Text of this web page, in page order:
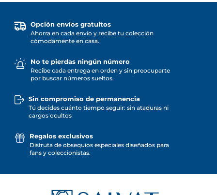
Opción envíos gratuitos
Ahorra en cada envío y recibe tu colección
cómodamente en casa.
No te pierdas ningún número
Recibe cada entrega en orden y sin preocuparte
por buscar números sueltos.
Sin compromiso de permanencia
Tú decides cuánto tiempo seguir: sin ataduras ni
cargos ocultos
Regalos exclusivos
Disfruta de obsequios especiales diseñados para
fans y coleccionistas.